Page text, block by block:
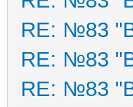
RE: №83
RE: №83
RE: №83